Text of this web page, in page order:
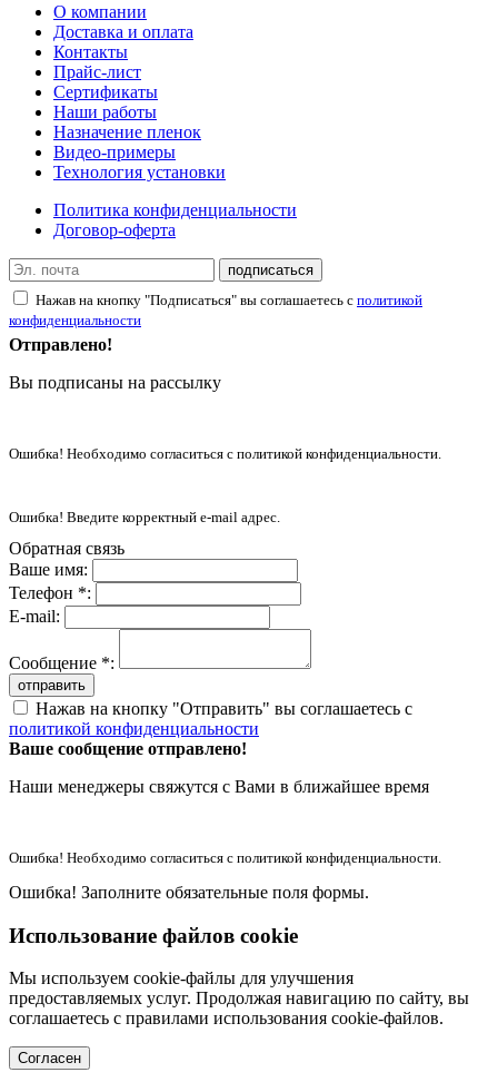
О компании
Доставка и оплата
Контакты
Прайс-лист
Сертификаты
Наши работы
Назначение пленок
Видео-примеры
Технология установки
Политика конфиденциальности
Договор-оферта
подписаться
Нажав на кнопку "Подписаться" вы соглашаетесь с политикой
конфиденциальности
Отправлено!
Вы подписаны на рассылку
Ошибка! Необходимо согласиться с политикой конфиденциальности.
Ошибка! Введите корректный e-mail адрес.
Обратная связь
Ваше имя:
Телефон *:
E-mail:
Сообщение *:
отправить
Нажав на кнопку "Отправить" вы соглашаетесь с
политикой конфиденциальности
Ваше сообщение отправлено!
Наши менеджеры свяжутся с Вами в ближайшее время
Ошибка! Необходимо согласиться с политикой конфиденциальности.
Ошибка! Заполните обязательные поля формы.
Использование файлов cookie
Мы используем cookie-файлы для улучшения
предоставляемых услуг. Продолжая навигацию по сайту, вы
соглашаетесь с правилами использования cookie-файлов.
Согласен